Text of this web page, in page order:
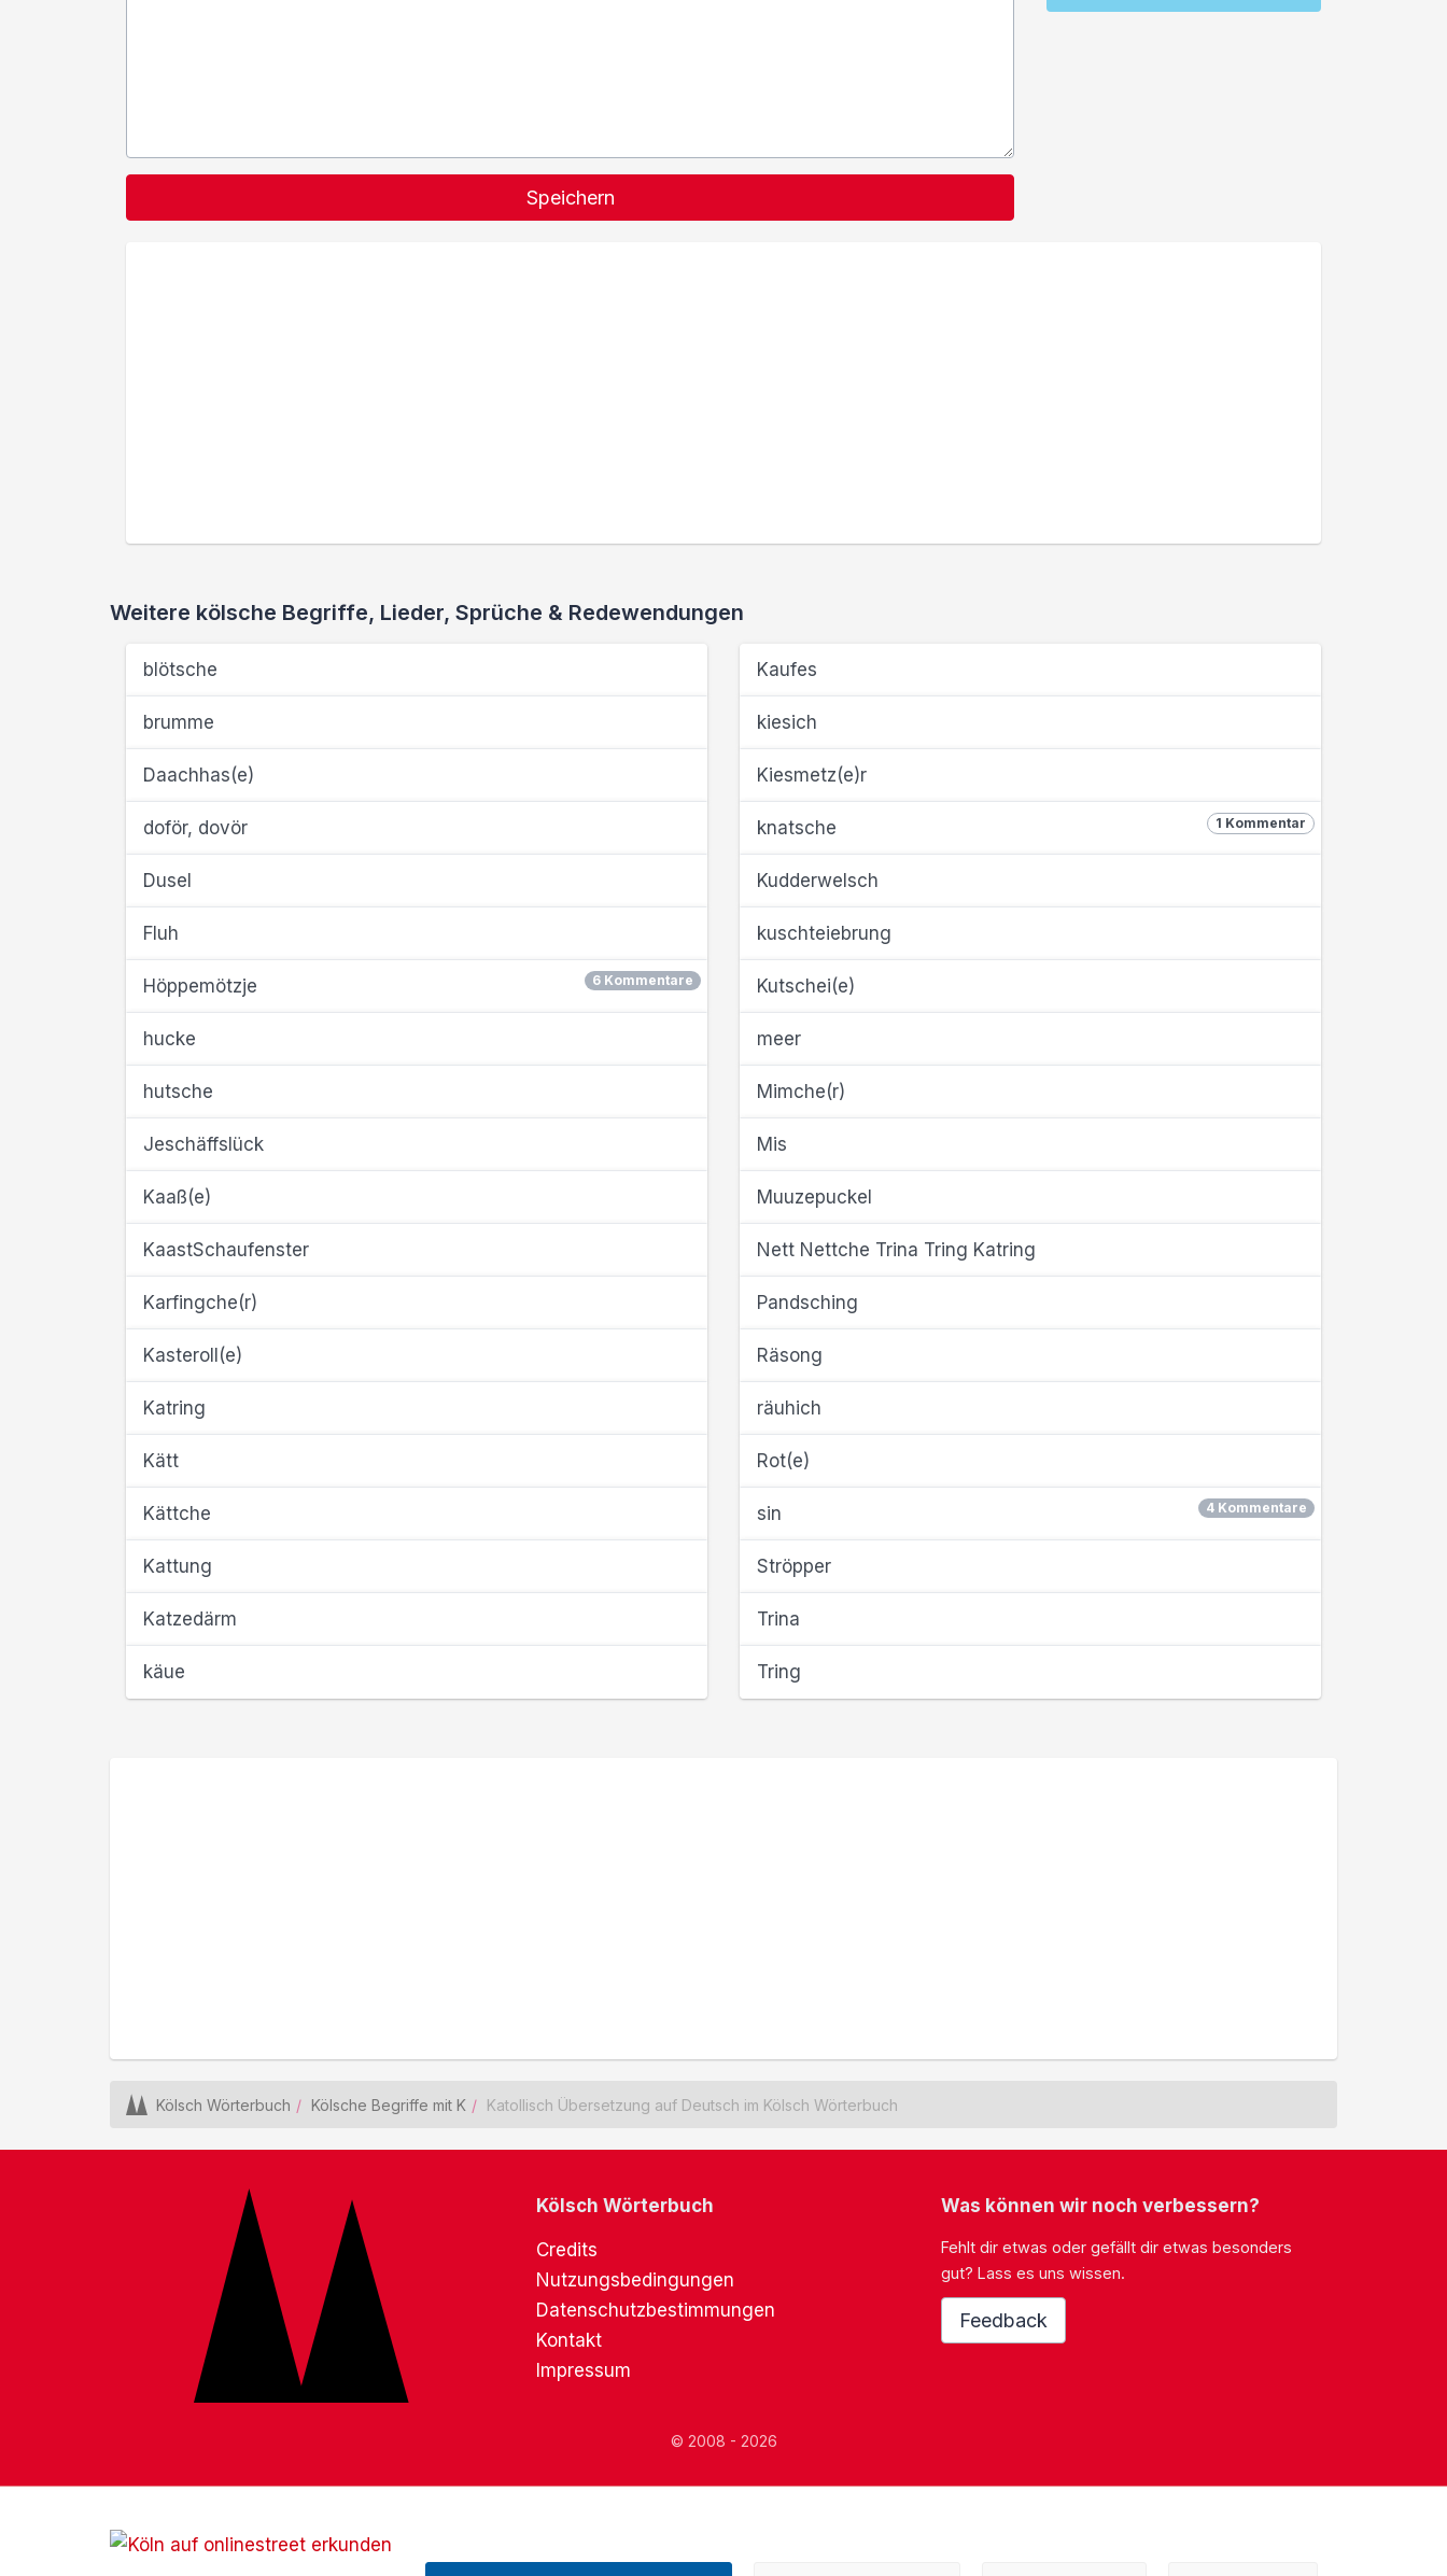
Speichern
Weitere kölsche Begriffe, Lieder, Sprüche & Redewendungen
blötsche
brumme
Daachhas(e)
doför, dovör
Dusel
Fluh
6 Kommentare
Höppemötzje
hucke
hutsche
Jeschäffslück
Kaaß(e)
KaastSchaufenster
Karfingche(r)
Kasteroll(e)
Katring
Kätt
Kättche
Kattung
Katzedärm
käue
Kaufes
kiesich
Kiesmetz(e)r
1 Kommentar
knatsche
Kudderwelsch
kuschteiebrung
Kutschei(e)
meer
Mimche(r)
Mis
Muuzepuckel
Nett Nettche Trina Tring Katring
Pandsching
Räsong
räuhich
Rot(e)
4 Kommentare
sin
Ströpper
Trina
Tring
Kölsch Wörterbuch Kölsche Begriffe mit K Katollisch Übersetzung auf Deutsch im Kölsch Wörterbuch
Kölsch Wörterbuch
Credits
Nutzungsbedingungen
Datenschutzbestimmungen
Kontakt
Impressum
Was können wir noch verbessern?
Fehlt dir etwas oder gefällt dir etwas besonders
gut? Lass es uns wissen.
Feedback
© 2008 - 2026